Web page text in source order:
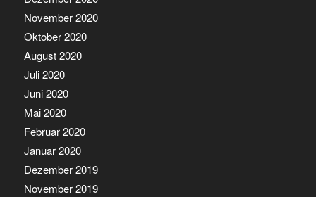
November 2020
Oktober 2020
August 2020
Juli 2020
Juni 2020
Mai 2020
Februar 2020
Januar 2020
Dezember 2019
November 2019